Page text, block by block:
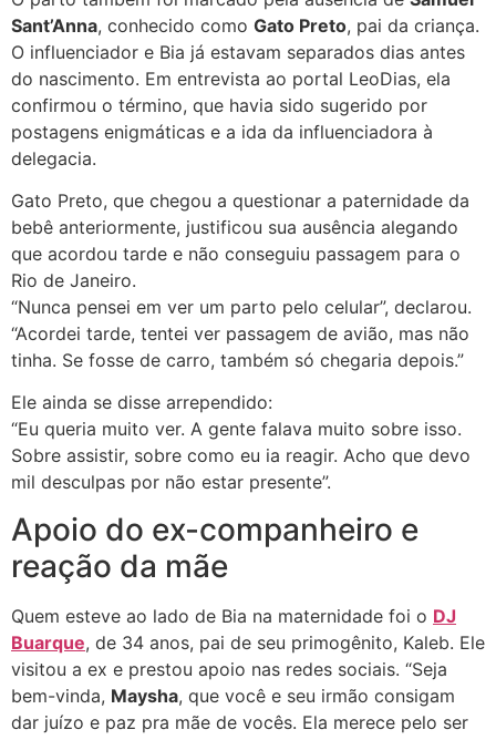
Sant’Anna, conhecido como Gato Preto, pai da criança.
O influenciador e Bia já estavam separados dias antes
do nascimento. Em entrevista ao portal LeoDias, ela
confirmou o término, que havia sido sugerido por
postagens enigmáticas e a ida da influenciadora à
delegacia.
Gato Preto, que chegou a questionar a paternidade da
bebê anteriormente, justificou sua ausência alegando
que acordou tarde e não conseguiu passagem para o
Rio de Janeiro.
“Nunca pensei em ver um parto pelo celular”, declarou.
“Acordei tarde, tentei ver passagem de avião, mas não
tinha. Se fosse de carro, também só chegaria depois.”
Ele ainda se disse arrependido:
“Eu queria muito ver. A gente falava muito sobre isso.
Sobre assistir, sobre como eu ia reagir. Acho que devo
mil desculpas por não estar presente”.
Apoio do ex-companheiro e
reação da mãe
Quem esteve ao lado de Bia na maternidade foi o DJ
Buarque, de 34 anos, pai de seu primogênito, Kaleb. Ele
visitou a ex e prestou apoio nas redes sociais. “Seja
bem-vinda, Maysha, que você e seu irmão consigam
dar juízo e paz pra mãe de vocês. Ela merece pelo ser